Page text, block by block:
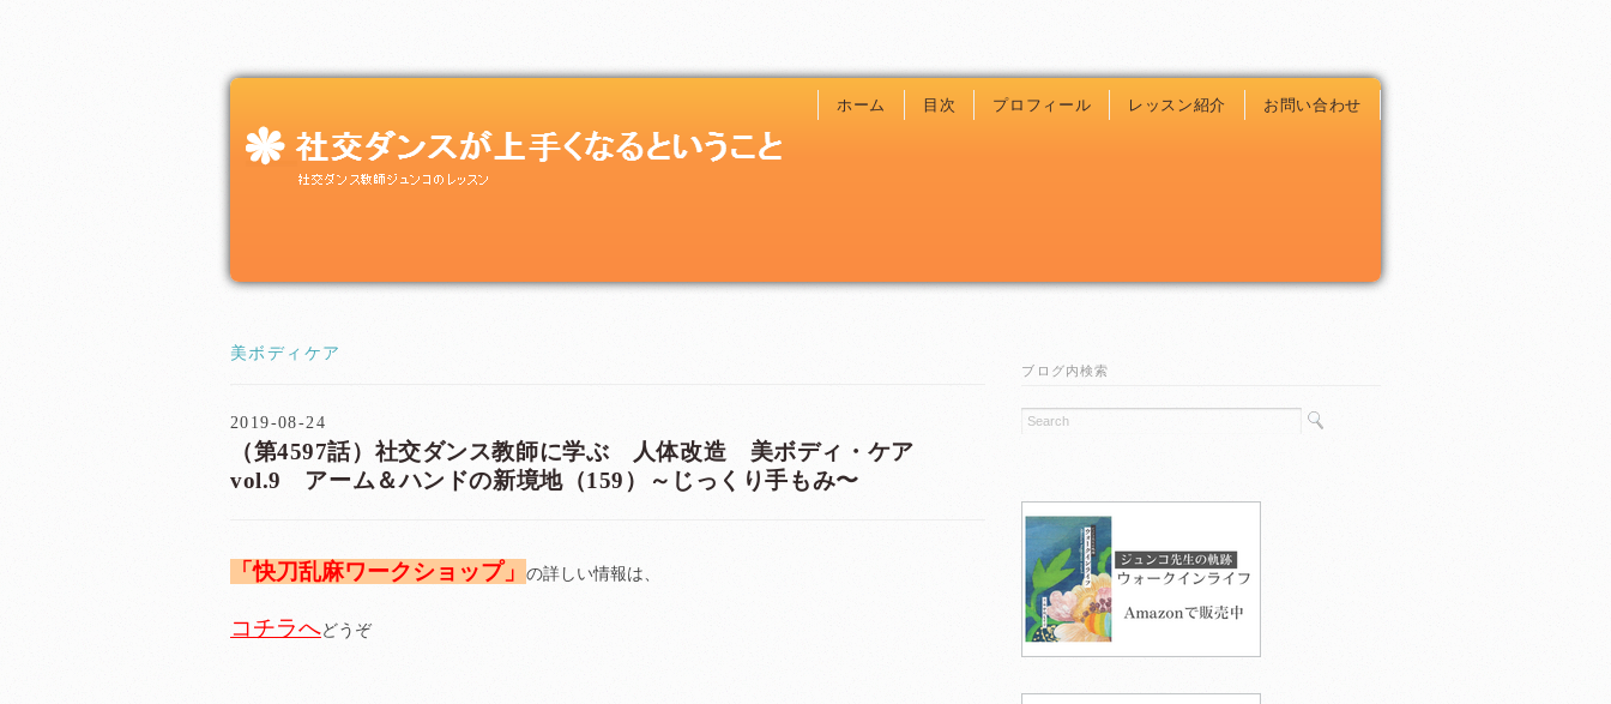
ホーム 目次 プロフィール レッスン紹介 お問い合わせ
美ボディケア
2019-08-24
（第4597話）社交ダンス教師に学ぶ 人体改造 美ボディ・ケア
vol.9 アーム＆ハンドの新境地（159）～じっくり手もみ〜
「快刀乱麻ワークショップ」 の詳しい情報は、
コチラへどうぞ
ブログ内検索